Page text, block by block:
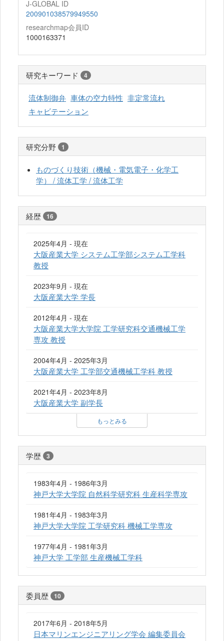
J-GLOBAL ID
200901038579949550
researchmap会員ID
1000163371
研究キーワード 4
流体制御弁 車体の空力特性 非定常流れ
キャビテーション
研究分野 1
ものづくり技術（機械・電気電子・化学工
学） / 流体工学 / 流体工学
経歴 16
2025年4月 - 現在
大阪産業大学 システム工学部システム工学科
教授
2023年9月 - 現在
大阪産業大学 学長
2012年4月 - 現在
大阪産業大学大学院 工学研究科交通機械工学
専攻 教授
2004年4月 - 2025年3月
大阪産業大学 工学部交通機械工学科 教授
2021年4月 - 2023年8月
大阪産業大学 副学長
もっとみる
学歴 3
1983年4月 - 1986年3月
神戸大学大学院 自然科学研究科 生産科学専攻
1981年4月 - 1983年3月
神戸大学大学院 工学研究科 機械工学専攻
1977年4月 - 1981年3月
神戸大学 工学部 生産機械工学科
委員歴 10
2017年6月 - 2018年5月
日本マリンエンジニアリング学会 編集委員会